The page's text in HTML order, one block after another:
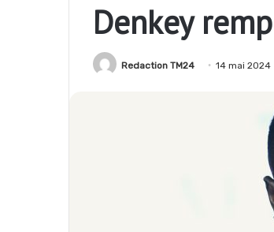
Denkey
Redaction TM24 14 mai 2024